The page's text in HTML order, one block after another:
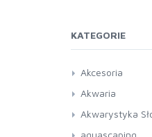
KATEGORIE
Akcesoria
Czyściki
Kleje
Podstawki
Akwaria
Akwarystyka
Akwaria
aquascaping